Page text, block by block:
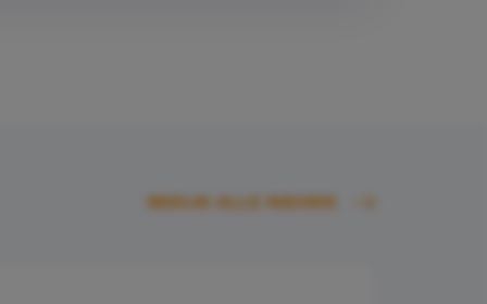
BEKIJK ALLE NIEUWS